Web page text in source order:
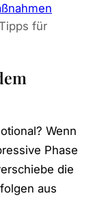
für
Wenn
Phase
die
aus